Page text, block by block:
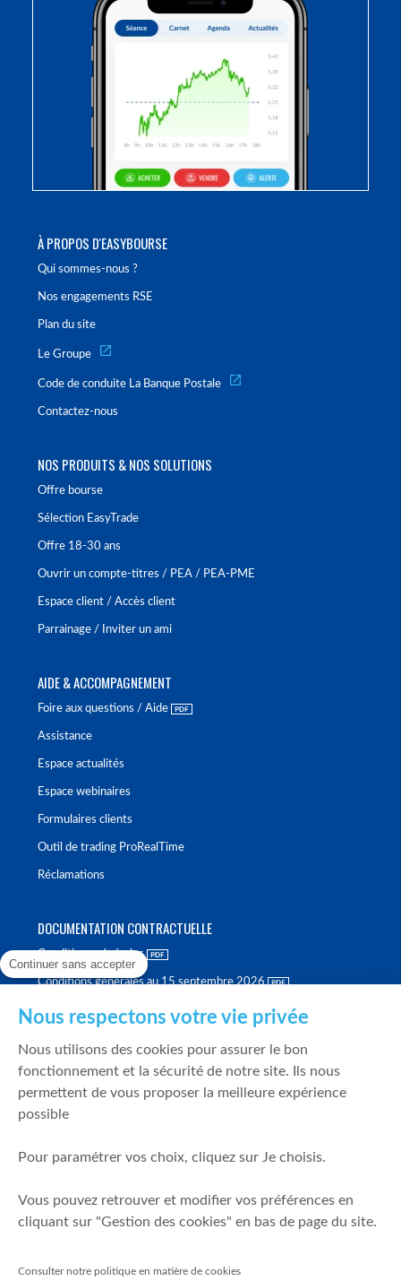
À PROPOS D'EASYBOURSE
Qui sommes-nous ?
Nos engagements RSE
Plan du site
Le Groupe
Code de conduite La Banque Postale
Contactez-nous
NOS PRODUITS & NOS SOLUTIONS
Offre bourse
Sélection EasyTrade
Offre 18-30 ans
Ouvrir un compte-titres / PEA / PEA-PME
Espace client / Accès client
Parrainage / Inviter un ami
AIDE & ACCOMPAGNEMENT
Foire aux questions / Aide
Assistance
Espace actualités
Espace webinaires
Formulaires clients
Outil de trading ProRealTime
Réclamations
DOCUMENTATION CONTRACTUELLE
Conditions générales
Conditions générales au 15 septembre 2026
Politique de meilleure sélection
Politique de durabilité
Fonds de garantie des dépôts et de résolution
Mentions légales
Prévention de la fraude
Continuer sans accepter
Nous respectons votre vie privée
Nous utilisons des cookies pour assurer le bon
fonctionnement et la sécurité de notre site. Ils nous
permettent de vous proposer la meilleure expérience
possible
Pour paramétrer vos choix, cliquez sur Je choisis.
Vous pouvez retrouver et modifier vos préférences en
cliquant sur "Gestion des cookies" en bas de page du site.
Consulter notre politique en matière de cookies